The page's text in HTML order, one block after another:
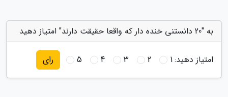
به "20 دانستنی خنده دار که واقعا حقیقت دارند" امتیاز دهید
امتیاز دهید:1
2
3
4
5 رای